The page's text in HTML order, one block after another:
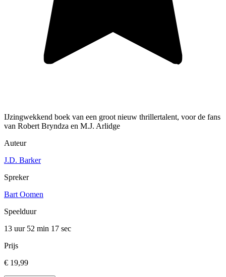
IJzingwekkend boek van een groot nieuw thrillertalent, voor de fans
van Robert Bryndza en M.J. Arlidge
Auteur
J.D. Barker
Spreker
Bart Oomen
Speelduur
13 uur 52 min 17 sec
Prijs
€ 19,99